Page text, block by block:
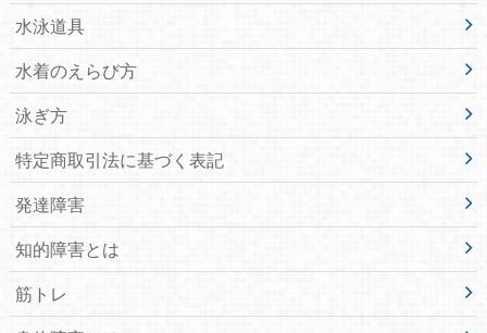
水泳道具
水着のえらび方
泳ぎ方
特定商取引法に基づく表記
発達障害
知的障害とは
筋トレ